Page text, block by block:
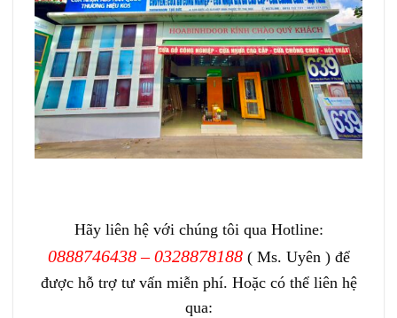
Hãy liên hệ với chúng tôi qua Hotline:
0888746438 – 0328878188( Ms. Uyên ) để
được hỗ trợ tư vấn miễn phí. Hoặc có thể liên hệ
qua: